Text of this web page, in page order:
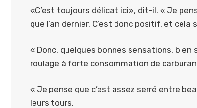
«C’est toujours délicat ici», dit-il. « Je
que l’an dernier. C’est donc positif, et cela
« Donc, quelques bonnes sensations, bien
roulage à forte consommation de
« Je pense que c’est assez serré entre
leurs tours.